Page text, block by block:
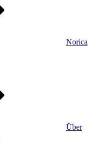
Norica
Über